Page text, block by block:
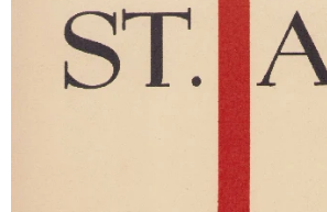
Sint Jan - Stijn Streuvels